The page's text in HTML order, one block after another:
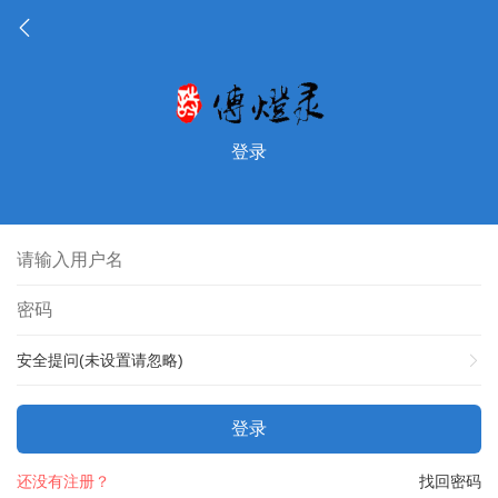
登录
安全提问(未设置请忽略)
登录
找回密码
还没有注册？